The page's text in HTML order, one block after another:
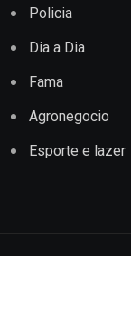
Policia
Dia a Dia
Fama
Agronegocio
Esporte e lazer